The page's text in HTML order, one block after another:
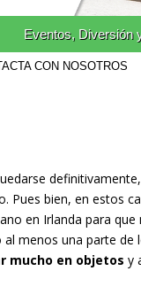
Eventos, Diversión
CON NOSOTROS
Pues bien, en estos
en Irlanda para que
menos una parte de
mucho en objetos y